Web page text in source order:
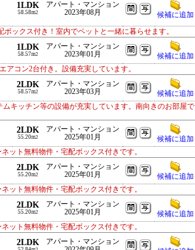
1LDK
58.58m2
アパート・マンション
2023年08月
候補に追加
ックス付き！室内でペットと一緒に暮らせます。
1LDK
58.57m2
アパート・マンション
2023年01月
候補に追加
コン2台付き。設備充実しています。
2LDK
58.57m2
アパート・マンション
2023年03月
候補に追加
キッチン等の設備が充実しています。南向きのお部屋で
2LDK
55.20m2
アパート・マンション
2025年01月
候補に追加
ット無料物件・宅配ボックス付きです。
2LDK
55.20m2
アパート・マンション
2025年01月
候補に追加
ット無料物件・宅配ボックス付きです。
2LDK
55.20m2
アパート・マンション
2025年01月
候補に追加
ット無料物件・宅配ボックス付きです。
2LDK
アパート・マンション